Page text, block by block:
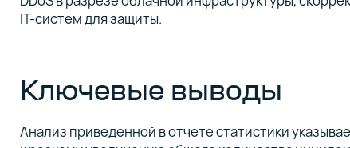
IT-систем для защиты.
Ключевые выводы
Анализ приведенной в отчете статистики